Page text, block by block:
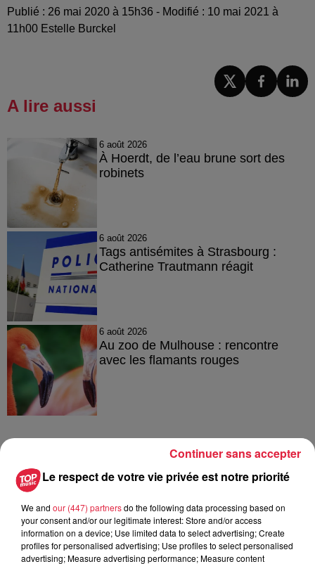
Publié : 26 mai 2020 à 15h36 - Modifié : 10 mai 2021 à
11h00 Estelle Burckel
A lire aussi
6 août 2026
À Hoerdt, de l’eau brune sort des
robinets
6 août 2026
Tags antisémites à Strasbourg :
Catherine Trautmann réagit
6 août 2026
Au zoo de Mulhouse : rencontre
avec les flamants rouges
À découvrir également
Le respect de votre vie privée est notre priorité
We and our (447) partnersdo the following data processing based on
your consent and/or our legitimate interest: Store and/or access
information on a device; Use limited data to select advertising; Create
profiles for personalised advertising; Use profiles to select personalised
advertising; Measure advertising performance; Measure content
Continuer sans accepter